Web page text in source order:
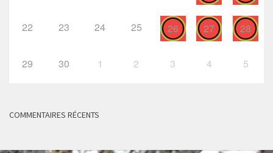
22 23 24 25 26 27 28
29 30 1 2 3 4 5
COMMENTAIRES RÉCENTS